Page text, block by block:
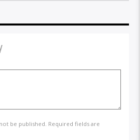
be published. Required fields are